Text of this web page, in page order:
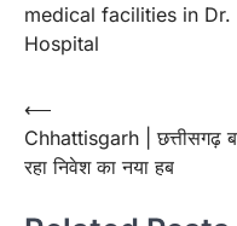
medical facilities in
Hospital
Post
navigation
⟵
Chhattisgarh | छत्तीसगढ़
रहा निवेश का नया हब